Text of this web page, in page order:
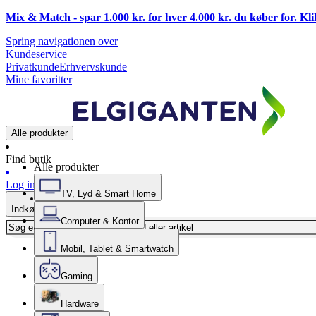
Mix & Match - spar 1.000 kr. for hver 4.000 kr. du køber for.
Spring navigationen over
Kundeservice
PrivatkundeErhvervskunde
Mine favoritter
Alle produkter
Find butik
Log ind
Indkøbskurv
Alle produkter
TV, Lyd & Smart Home
Computer & Kontor
Mobil, Tablet & Smartwatch
Gaming
Hardware